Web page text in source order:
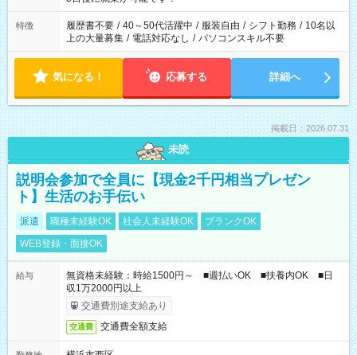
と、もう1つのお仕事の勤務時間。 合計で週40時間を超える場
合は応募できません。
特徴 履歴書不要 / 40～50代活躍中 / 服装自由 / シフト勤務 / 10名以
上の大量募集 / 電話対応なし / パソコンスキル不要
気になる！ 応募する 詳細へ
掲載日：2026.07.31
未読
説明会参加で全員に【現金2千円相当プレゼン
ト】生活のお手伝い
派遣 職種未経験OK 社会人未経験OK
ブランクOK
WEB登録・面接OK
給与
無資格未経験：時給1500円～ ■週払いOK ■扶養内OK ■日
収1万2000円以上
交通費別途支給あり
交通費 交通費全額支給